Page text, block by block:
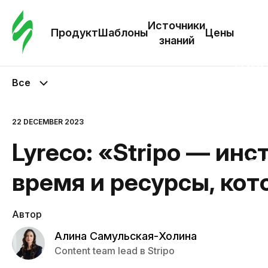
ПродуктШаблоны
Источники
знаний
Цены
Все
22 DECEMBER 2023
Lyreco: «Stripo —
время и ресурсы,
Автор
Алина Самульская-Холина
Content team lead в Stripo